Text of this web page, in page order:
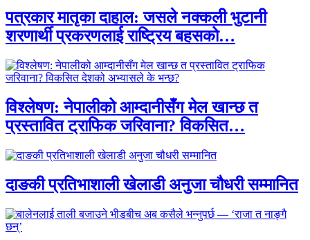
पत्रकार मातृका दाहाल: जसले नक्कली भुटानी
शरणार्थी प्रकरणलाई राष्ट्रिय बहसको…
विश्लेषण: नेपालीको आम्दानीसँग मेल खान्छ त
प्रस्तावित ट्राफिक जरिवाना? विकसित…
दाङकी प्रतिभाशाली खेलाडी अनुजा चौधरी सम्मानित